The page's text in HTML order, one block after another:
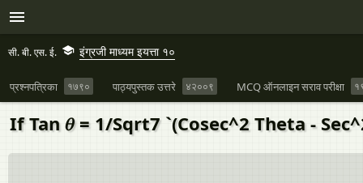
सी. बी. एस. ई. इंग्रजी माध्यम इयत्ता १०
प्रश्नपत्रिका १७९० पाठ्यपुस्तक उत्तरे ४२००९ MCQ ऑनलाइन सराव परीक्षा
If Tan 𝜃 = 1/Sqrt7 `(Cosec^2 Theta -